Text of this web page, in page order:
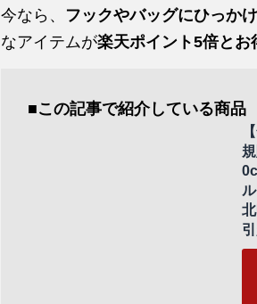
今なら、 フックやバッグにひっか
なアイテムが楽天ポイント5倍とお
■この記事で紹介している商品